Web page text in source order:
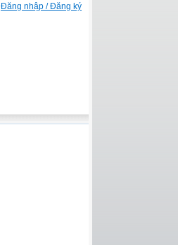
Đăng nhập / Đăng ký